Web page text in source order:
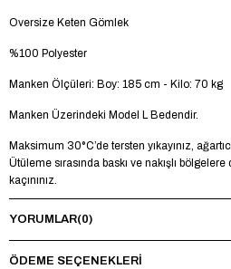
Oversize Keten Gömlek
%100 Polyester
Manken Ölçüleri: Boy: 185 cm - Kilo: 70 kg
Manken Üzerindeki Model L Bedendir.
Maksimum 30°C’de tersten yıkayınız,
Ütüleme sırasında baskı ve nakışlı
kaçınınız.
YORUMLAR(0)
ÖDEME SEÇENEKLERI